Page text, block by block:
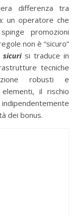
differenza tra
un operatore che
promozioni
non è “sicuro”
sicurisi traduce in
tecniche
robusti e
il rischio
dei bonus.